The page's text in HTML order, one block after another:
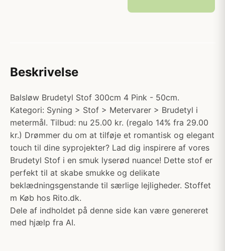
Beskrivelse
Balsløw Brudetyl Stof 300cm 4 Pink - 50cm.
Kategori: Syning > Stof > Metervarer > Brudetyl i
metermål. Tilbud: nu 25.00 kr. (regalo 14% fra 29.00
kr.) Drømmer du om at tilføje et romantisk og elegant
touch til dine syprojekter? Lad dig inspirere af vores
Brudetyl Stof i en smuk lyserød nuance! Dette stof er
perfekt til at skabe smukke og delikate
beklædningsgenstande til særlige lejligheder. Stoffet
m Køb hos Rito.dk.
Dele af indholdet på denne side kan være genereret
med hjælp fra AI.